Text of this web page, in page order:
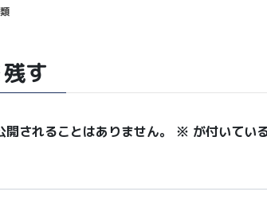
す
されることはありません。 ※ が付いてい